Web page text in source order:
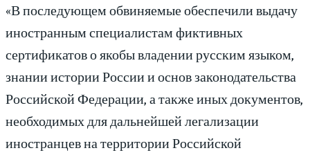
«В последующем обвиняемые обеспечили выдачу
иностранным специалистам фиктивных
сертификатов о якобы владении русским языком,
знании истории России и основ законодательства
Российской Федерации, а также иных документов,
необходимых для дальнейшей легализации
иностранцев на территории Российской